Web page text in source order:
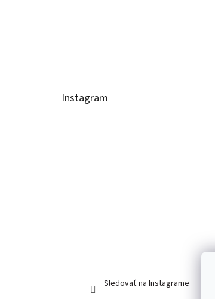
Instagram
Sledovať na Instagrame